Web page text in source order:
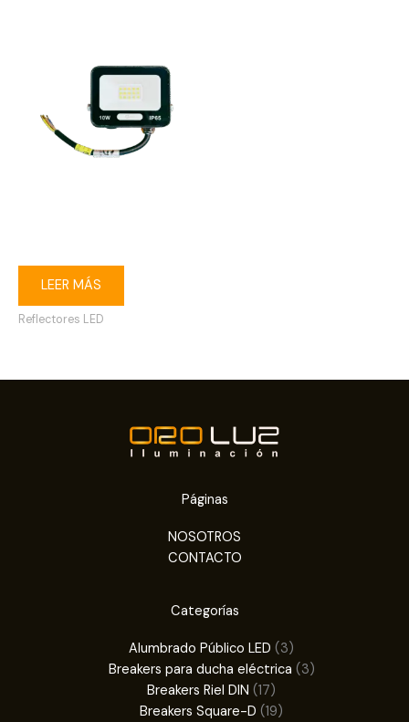
LEER MÁS
Reflectores LED
Páginas
NOSOTROS
CONTACTO
Categorías
Alumbrado Público LED 33
productos
Breakers para ducha eléctrica 33
Breakers Riel DIN 1717
productos
Breakers Square-D 1919